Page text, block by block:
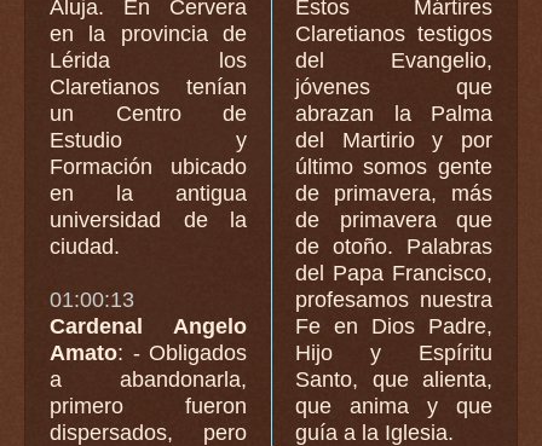
Aluja. En Cervera
en la provincia de
Lérida los
Claretianos tenían
un Centro de
Estudio y
Formación ubicado
en la antigua
universidad de la
ciudad.
01:00:13
Cardenal Angelo
Amato: - Obligados
a abandonarla,
primero fueron
dispersados, pero
Estos Mártires
Claretianos testigos
del Evangelio,
jóvenes que
abrazan la Palma
del Martirio y por
último somos gente
de primavera, más
de primavera que
de otoño. Palabras
del Papa Francisco,
profesamos nuestra
Fe en Dios Padre,
Hijo y Espíritu
Santo, que alienta,
que anima y que
guía a la Iglesia.